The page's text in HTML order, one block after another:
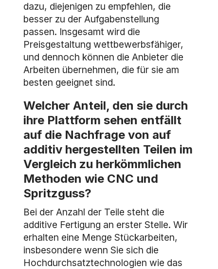
dazu, diejenigen zu empfehlen, die
besser zu der Aufgabenstellung
passen. Insgesamt wird die
Preisgestaltung wettbewerbsfähiger,
und dennoch können die Anbieter die
Arbeiten übernehmen, die für sie am
besten geeignet sind.
Welcher Anteil, den sie durch
ihre Plattform sehen entfällt
auf die Nachfrage von auf
additiv hergestellten Teilen im
Vergleich zu herkömmlichen
Methoden wie CNC und
Spritzguss?
Bei der Anzahl der Teile steht die
additive Fertigung an erster Stelle. Wir
erhalten eine Menge Stückarbeiten,
insbesondere wenn Sie sich die
Hochdurchsatztechnologien wie das